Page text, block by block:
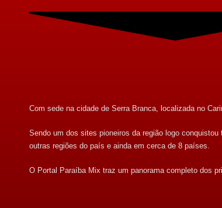
Com sede na cidade de Serra Branca, localizada no
Sendo um dos sites pioneiros da região logo
outras regiões do país e ainda em cerca de 8 países.
O Portal Paraíba Mix traz um panorama completo dos